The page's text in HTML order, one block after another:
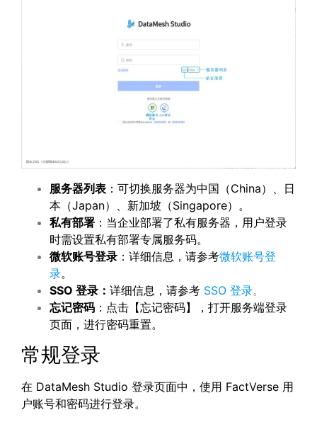
服务器列表 ：可切换服务器为中国（China）、日
本（Japan）、新加坡（Singapore）。
私有部署 ：当企业部署了私有服务器，用户登录
时需设置私有部署专属服务码。
微软账号登录 ：详细信息，请参考微软账号登
录。
SSO 登录： 详细信息，请参考 SSO 登录。
忘记密码 ：点击【忘记密码】，打开服务端登录
页面，进行密码重置。
常规登录
在 DataMesh Studio 登录页面中，使用 FactVerse 用
户账号和密码进行登录。